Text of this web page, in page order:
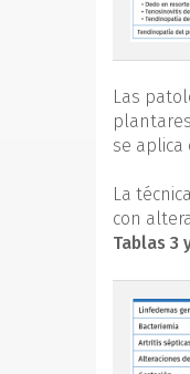
Las
se
La
con
Tablas 3